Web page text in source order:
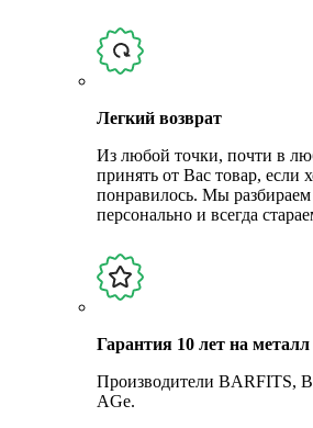
Легкий возврат
Из любой точки, почти в
принять от Вас товар, если
понравилось. Мы
персонально и всегда
Гарантия 10 лет на металл
Производители BARFITS,
AGe.